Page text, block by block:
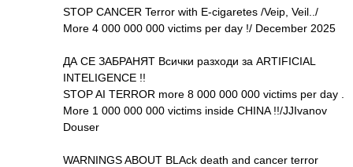
STOP CANCER Terror with E-cigaretes /Veip, Veil../
More 4 000 000 000 victims per day !/ December 2025
ДА СЕ ЗАБРАНЯТ Всички разходи за ARTIFICIAL
INTELIGENCE !!
STOP AI TERROR more 8 000 000 000 victims per day .
More 1 000 000 000 victims inside CHINA !!/JJIvanov
Douser
WARNINGS ABOUT BLAck death and cancer terror